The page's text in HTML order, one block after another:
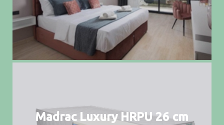
Madrac Luxury HRPU 26 cm